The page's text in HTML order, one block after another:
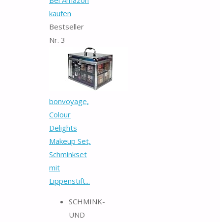
kaufen
Bestseller
Nr. 3
bonvoyage,
Colour
Delights
Makeup Set,
Schminkset
mit
Lippenstift...
SCHMINK-
UND